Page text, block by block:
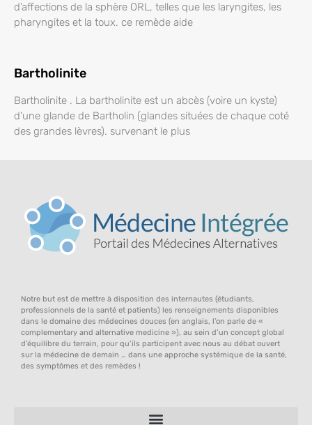
d’affections de la sphère ORL, telles que les laryngites, les
pharyngites et la toux. ce remède aide
Bartholinite
Bartholinite . La bartholinite est un abcès (voire un kyste)
d’une glande de Bartholin (glandes situées de chaque coté
des grandes lèvres). survenant le plus
Notre but est de mettre à disposition des internautes (étudiants,
professionnels de la santé et patients) les renseignements disponibles
dans le domaine des médecines douces (en anglais, l’on parle de «
complementary and alternative medicine »), au sein d’un concept global
d’équilibre du terrain, pour qu’ils participent avec nous au débat ouvert
sur la médecine de demain … dans une approche systémique de la santé,
des symptômes et des remèdes !